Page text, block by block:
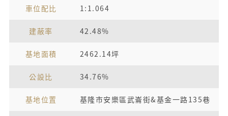
車位配比 1:1.064
建蔽率 42.48%
基地面積 2462.14坪
公設比 34.76%
基地位置 基隆市安樂區武崙街&基金一路135巷